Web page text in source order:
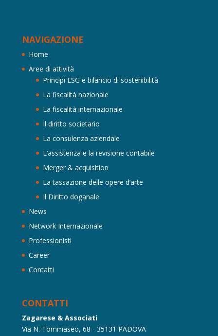
NAVIGAZIONE
Home
Aree di attività
Principi ESG e bilancio di sostenibilità
La fiscalità nazionale
La fiscalità internazionale
Il diritto societario
La consulenza aziendale
L’assistenza e la revisione contabile
Merger & acquisition
La tassazione delle opere d’arte
Il Diritto doganale
News
Network Internazionale
Professionisti
Career
Contatti
CONTATTI
Zagarese & Associati
Via N. Tommaseo, 68 - 35131 PADOVA